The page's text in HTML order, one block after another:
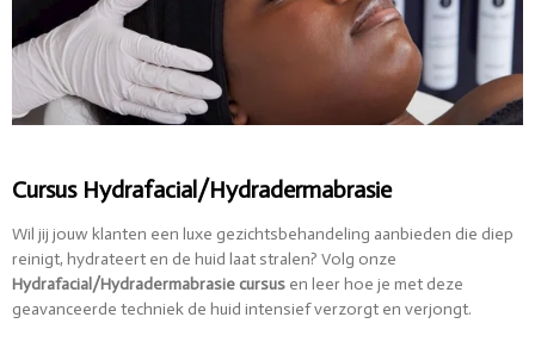
Cursus Hydrafacial/Hydradermabrasie
Wil jij jouw klanten een luxe gezichtsbehandeling aanbieden die diep
reinigt, hydrateert en de huid laat stralen? Volg onze
Hydrafacial/Hydradermabrasie cursus en leer hoe je met deze
geavanceerde techniek de huid intensief verzorgt en verjongt.